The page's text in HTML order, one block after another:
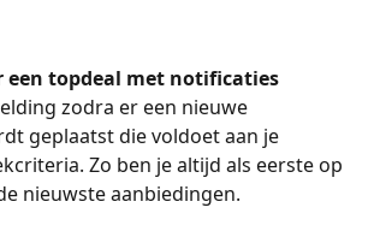
een topdeal met notificaties
zodra er een nieuwe
geplaatst die voldoet aan je
Zo ben je altijd als eerste op
nieuwste aanbiedingen.